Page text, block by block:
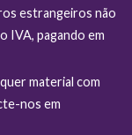
estrangeiros não
IVA, pagando em
material com
nos em